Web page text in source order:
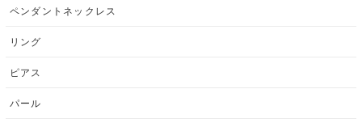
ペンダントネックレス
リング
ピアス
パール